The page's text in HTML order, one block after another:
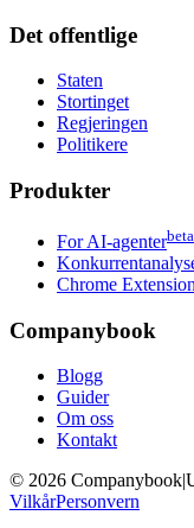
Det offentlige
Staten
Stortinget
Regjeringen
Politikere
Produkter
For AI-agenterbeta
Chrome Extension
Companybook
Blogg
Guider
Om oss
Kontakt
© 2026 Companybook|
VilkårPersonvern